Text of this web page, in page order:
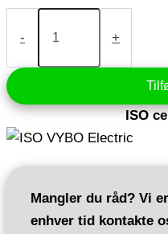
-
Frekvensomformer
kW
400V
(V810-
4T0015)
antal
+
ISO
Mangler du råd? Vi
enhver tid kontakte